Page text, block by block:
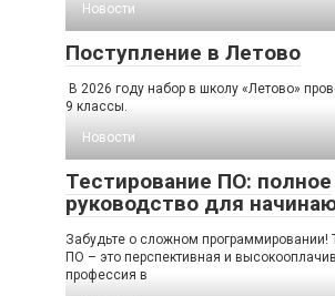
Новости
Поступление в Летово
В 2026 году набор в школу «Летово»
9 классы.
Новости
Тестирование ПО: полное
руководство для
Забудьте о сложном программировании!
ПО – это перспективная и
профессия в